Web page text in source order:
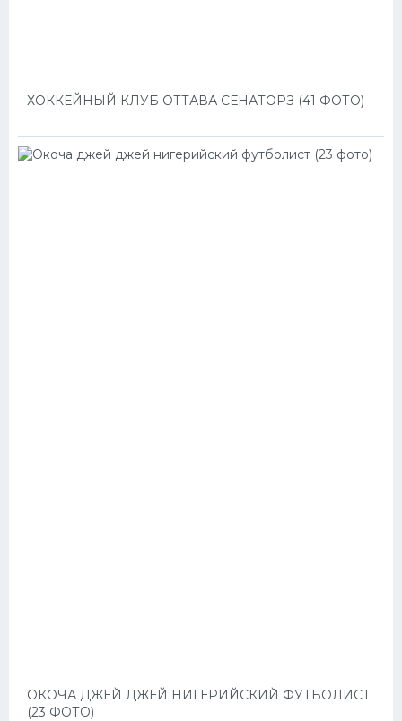
ХОККЕЙНЫЙ КЛУБ ОТТАВА СЕНАТОРЗ (41 ФОТО)
ОКОЧА ДЖЕЙ ДЖЕЙ НИГЕРИЙСКИЙ ФУТБОЛИСТ
(23 ФОТО)